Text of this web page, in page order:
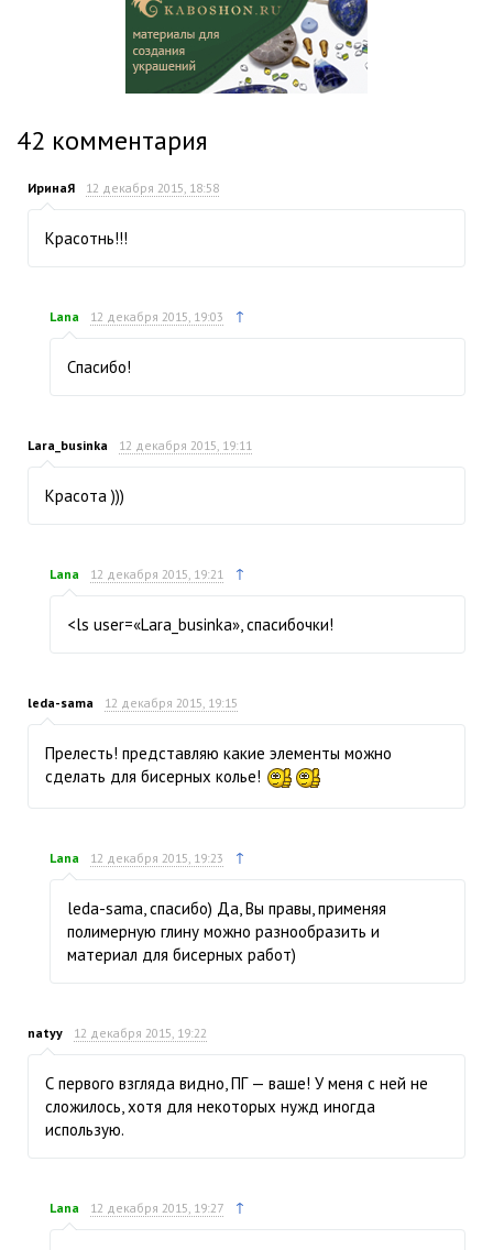
42 комментария
ИринаЯ 12 декабря 2015, 18:58
Красотнь!!!
Lana 12 декабря 2015, 19:03 ↑
Спасибо!
Lara_businka 12 декабря 2015, 19:11
Красота )))
Lana 12 декабря 2015, 19:21 ↑
<ls user=«Lara_businka», спасибочки!
leda-sama 12 декабря 2015, 19:15
Прелесть! представляю какие элементы можно
сделать для бисерных колье!
Lana 12 декабря 2015, 19:23 ↑
leda-sama, спасибо) Да, Вы правы, применяя
полимерную глину можно разнообразить и
материал для бисерных работ)
natyy 12 декабря 2015, 19:22
С первого взгляда видно, ПГ — ваше! У меня с ней не
сложилось, хотя для некоторых нужд иногда
использую.
Lana 12 декабря 2015, 19:27 ↑